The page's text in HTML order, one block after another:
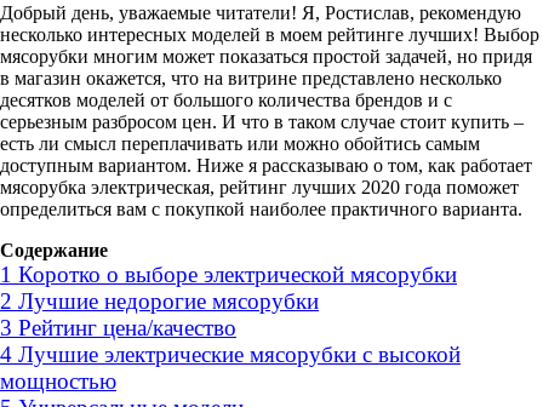
Добрый день, уважаемые читатели! Я, Ростислав, рекомендую
несколько интересных моделей в моем рейтинге лучших! Выбор
мясорубки многим может показаться простой задачей, но придя
в магазин окажется, что на витрине представлено несколько
десятков моделей от большого количества брендов и с
серьезным разбросом цен. И что в таком случае стоит купить –
есть ли смысл переплачивать или можно обойтись самым
доступным вариантом. Ниже я рассказываю о том, как работает
мясорубка электрическая, рейтинг лучших 2020 года поможет
определиться вам с покупкой наиболее практичного варианта.
Содержание
1 Коротко о выборе электрической мясорубки
2 Лучшие недорогие мясорубки
3 Рейтинг цена/качество
4 Лучшие электрические мясорубки с высокой
мощностью